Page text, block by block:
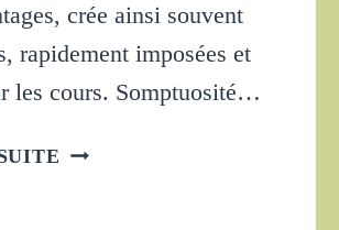
crée ainsi souvent
rapidement imposées et
les cours. Somptuosité…
LES